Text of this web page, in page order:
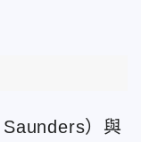
）與